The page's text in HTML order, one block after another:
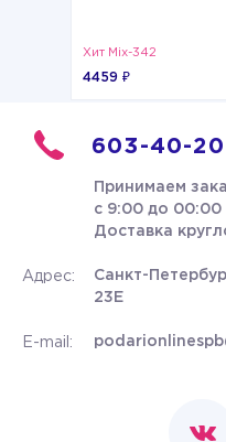
Хит Mix-342
4459 ₽
603-40-20
Принимаем
с 9:00 до 00:00
Доставка
Адрес:
Санкт-
23Е
E-mail: